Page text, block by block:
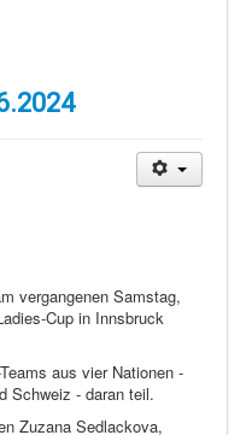
vergangenen Samstag,
Cup in Innsbruck
aus vier Nationen -
Schweiz - daran teil.
Zuzana Sedlackova,